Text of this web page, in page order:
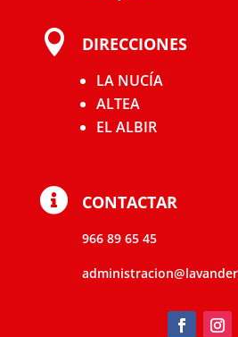
 DIRECCIONES
LA NUCÍA
ALTEA
EL ALBIR
 CONTACTAR
966 89 65 45